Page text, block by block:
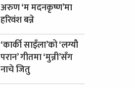
अरुण ‘म मदनकृष्ण’मा
हरिवंश बन्ने
‘कार्की साइँला’को ‘लग्यौ
परान’ गीतमा ‘मुन्नी’सँग
नाचे जितु